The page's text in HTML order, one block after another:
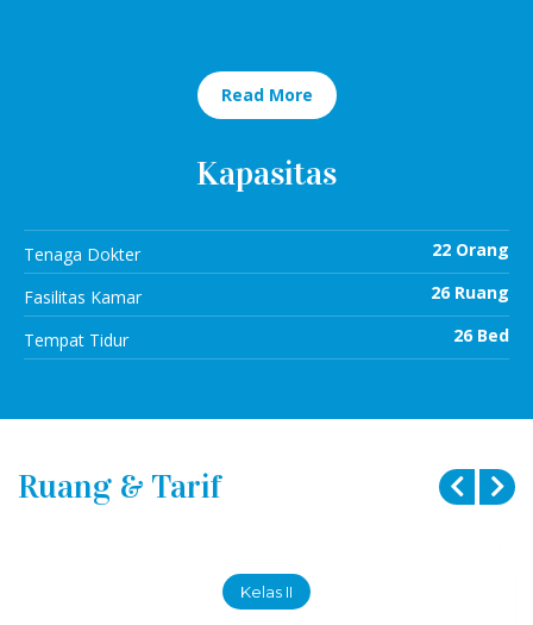
Read More
Kapasitas
Tenaga Dokter 22 Orang
Fasilitas Kamar 26 Ruang
Tempat Tidur 26 Bed
Ruang & Tarif
Kelas II